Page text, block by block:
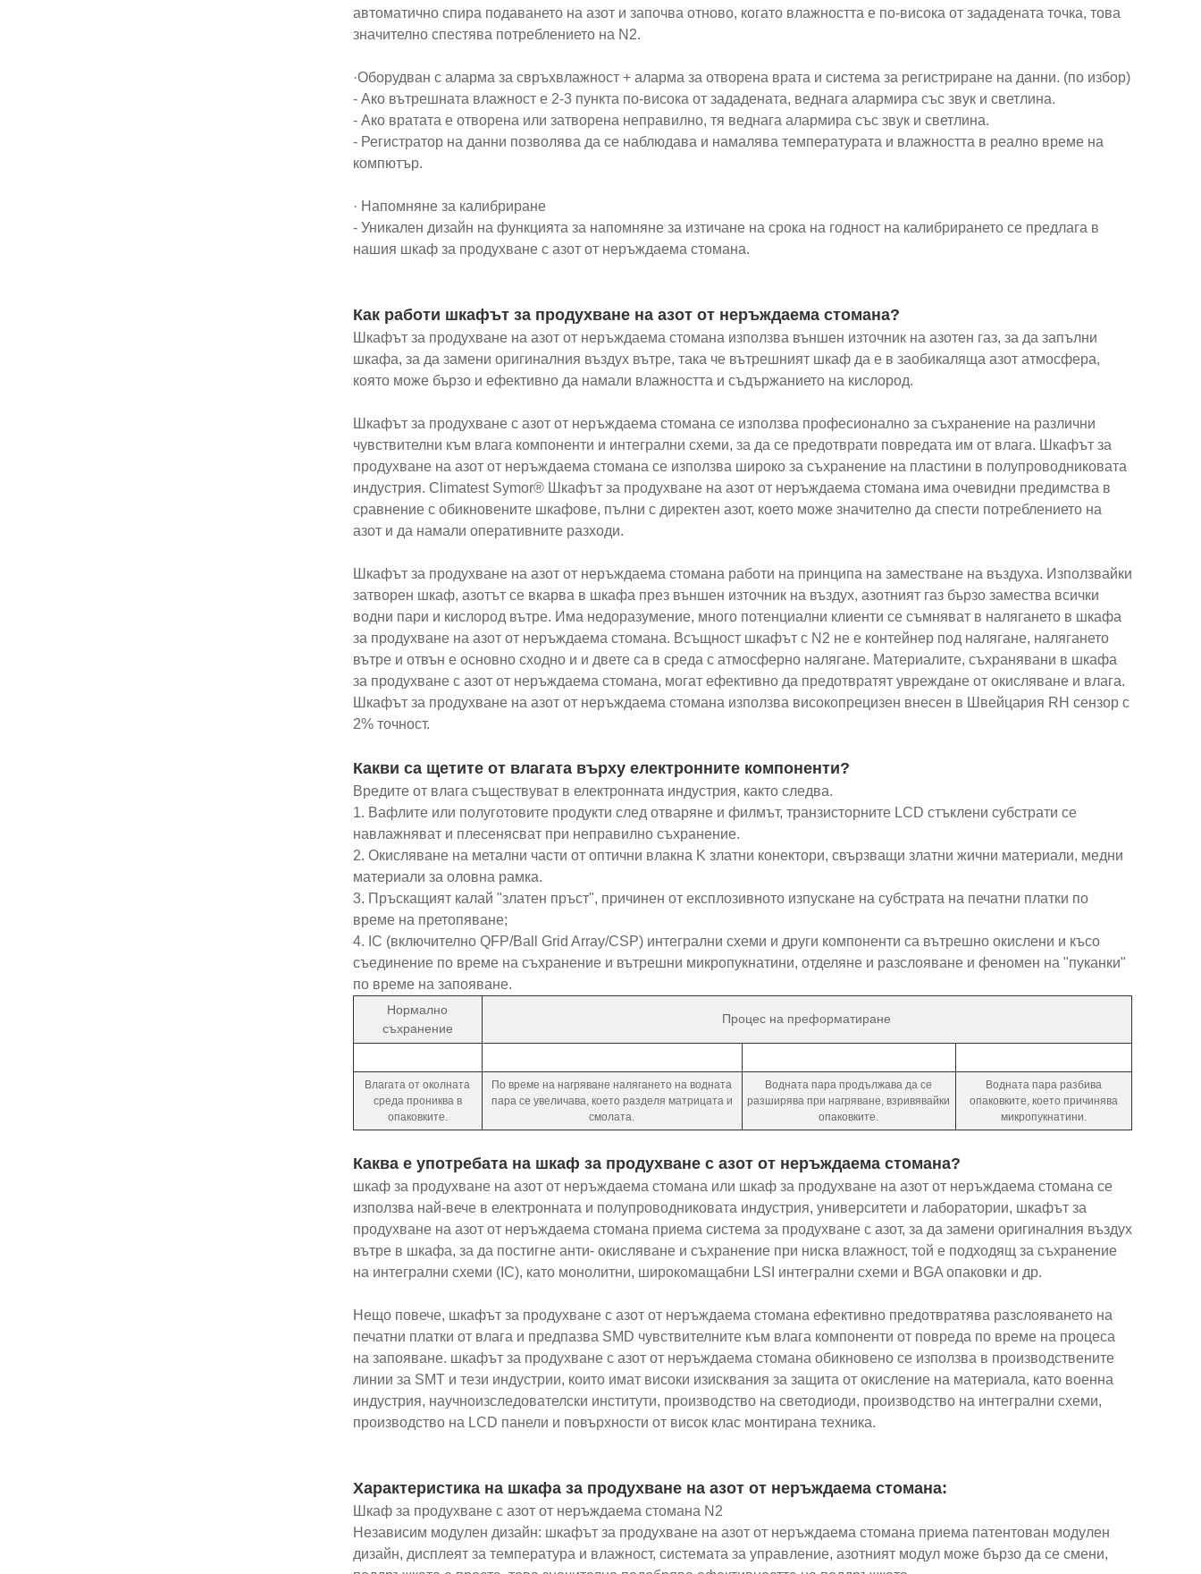
автоматично спира подаването на азот и започва отново, когато влажността е по-висока от зададената точка, това
значително спестява потреблението на N2.
·Оборудван с аларма за свръхвлажност + аларма за отворена врата и система за регистриране на данни. (по избор)
- Ако вътрешната влажност е 2-3 пункта по-висока от зададената, веднага алармира със звук и светлина.
- Ако вратата е отворена или затворена неправилно, тя веднага алармира със звук и светлина.
- Регистратор на данни позволява да се наблюдава и намалява температурата и влажността в реално време на
компютър.
· Напомняне за калибриране
- Уникален дизайн на функцията за напомняне за изтичане на срока на годност на калибрирането се предлага в
нашия шкаф за продухване с азот от неръждаема стомана.
Как работи шкафът за продухване на азот от неръждаема стомана?
Шкафът за продухване на азот от неръждаема стомана използва външен източник на азотен газ, за ​​да запълни
шкафа, за да замени оригиналния въздух вътре, така че вътрешният шкаф да е в заобикаляща азот атмосфера,
която може бързо и ефективно да намали влажността и съдържанието на кислород.
Шкафът за продухване с азот от неръждаема стомана се използва професионално за съхранение на различни
чувствителни към влага компоненти и интегрални схеми, за да се предотврати повредата им от влага. Шкафът за
продухване на азот от неръждаема стомана се използва широко за съхранение на пластини в полупроводниковата
индустрия. Climatest Symor® Шкафът за продухване на азот от неръждаема стомана има очевидни предимства в
сравнение с обикновените шкафове, пълни с директен азот, което може значително да спести потреблението на
азот и да намали оперативните разходи.
Шкафът за продухване на азот от неръждаема стомана работи на принципа на заместване на въздуха. Използвайки
затворен шкаф, азотът се вкарва в шкафа през външен източник на въздух, азотният газ бързо замества всички
водни пари и кислород вътре. Има недоразумение, много потенциални клиенти се съмняват в налягането в шкафа
за продухване на азот от неръждаема стомана. Всъщност шкафът с N2 не е контейнер под налягане, налягането
вътре и отвън е основно сходно и и двете са в среда с атмосферно налягане. Материалите, съхранявани в шкафа
за продухване с азот от неръждаема стомана, могат ефективно да предотвратят увреждане от окисляване и влага.
Шкафът за продухване на азот от неръждаема стомана използва високопрецизен внесен в Швейцария RH сензор с
2% точност.
Какви са щетите от влагата върху електронните компоненти?
Вредите от влага съществуват в електронната индустрия, както следва.
1. Вафлите или полуготовите продукти след отваряне и филмът, транзисторните LCD стъклени субстрати се
навлажняват и плесенясват при неправилно съхранение.
2. Окисляване на метални части от оптични влакна K златни конектори, свързващи златни жични материали, медни
материали за оловна рамка.
3. Пръскащият калай "златен пръст", причинен от експлозивното изпускане на субстрата на печатни платки по
време на претопяване;
4. IC (включително QFP/Ball Grid Array/CSP) интегрални схеми и други компоненти са вътрешно окислени и късо
съединение по време на съхранение и вътрешни микропукнатини, отделяне и разслояване и феномен на "пуканки"
по време на запояване.
Нормално
съхранение
Процес на преформатиране
Влагата от околната
среда прониква в
опаковките.
По време на нагряване налягането на водната
пара се увеличава, което разделя матрицата и
смолата.
Водната пара продължава да се
разширява при нагряване, взривявайки
опаковките.
Водната пара разбива
опаковките, което причинява
микропукнатини.
Каква е употребата на шкаф за продухване с азот от неръждаема стомана?
шкаф за продухване на азот от неръждаема стомана или шкаф за продухване на азот от неръждаема стомана се
използва най-вече в електронната и полупроводниковата индустрия, университети и лаборатории, шкафът за
продухване на азот от неръждаема стомана приема система за продухване с азот, за да замени оригиналния въздух
вътре в шкафа, за да постигне анти- окисляване и съхранение при ниска влажност, той е подходящ за съхранение
на интегрални схеми (IC), като монолитни, широкомащабни LSI интегрални схеми и BGA опаковки и др.
Нещо повече, шкафът за продухване с азот от неръждаема стомана ефективно предотвратява разслояването на
печатни платки от влага и предпазва SMD чувствителните към влага компоненти от повреда по време на процеса
на запояване. шкафът за продухване с азот от неръждаема стомана обикновено се използва в производствените
линии за SMT и тези индустрии, които имат високи изисквания за защита от окисление на материала, като военна
индустрия, научноизследователски институти, производство на светодиоди, производство на интегрални схеми,
производство на LCD панели и повърхности от висок клас монтирана техника.
Характеристика на шкафа за продухване на азот от неръждаема стомана:
Шкаф за продухване с азот от неръждаема стомана N2
Независим модулен дизайн: шкафът за продухване на азот от неръждаема стомана приема патентован модулен
дизайн, дисплеят за температура и влажност, системата за управление, азотният модул може бързо да се смени,